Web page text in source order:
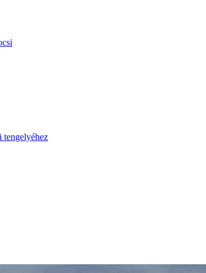
tengelyéhez